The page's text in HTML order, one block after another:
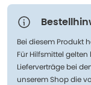
Bei diesem Produkt
Für Hilfsmittel
Lieferverträge bei
unserem Shop die